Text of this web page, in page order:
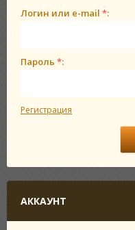
Логин или e-mail *:
Пароль *:
Регистрация
АККАУНТ